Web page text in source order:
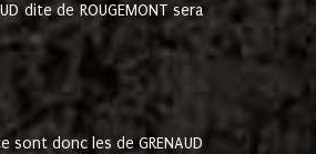
dite de ROUGEMONT sera
donc les de GRENAUD